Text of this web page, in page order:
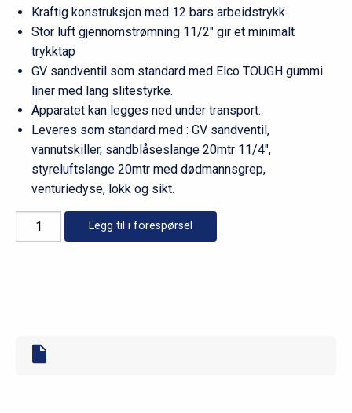
Kraftig konstruksjon med 12 bars arbeidstrykk
Stor luft gjennomstrømning 11/2″ gir et minimalt
trykktap
GV sandventil som standard med Elco TOUGH gummi
liner med lang slitestyrke.
Apparatet kan legges ned under transport.
Leveres som standard med : GV sandventil,
vannutskiller, sandblåseslange 20mtr 11/4″,
styreluftslange 20mtr med dødmannsgrep,
venturiedyse, lokk og sikt.
Elcometer
sandblåseapparat
Legg til i forespørsel